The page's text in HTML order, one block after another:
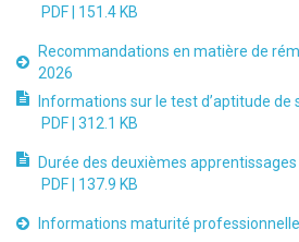
PDF | 151.4 KB
Recommandations en matière de
2026
Informations sur le test d’aptitude de
PDF | 312.1 KB
Durée des deuxièmes apprentissages
PDF | 137.9 KB
Informations maturité professionnelle